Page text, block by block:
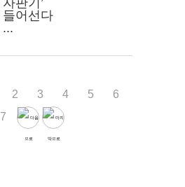
자판기’
들어선다
...
2 3 4 5
6
7